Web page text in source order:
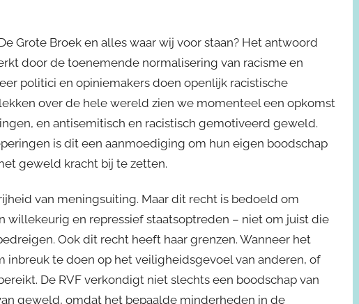
Grote Broek en alles waar wij voor staan? Het antwoord
door de toenemende normalisering van racisme en
politici en opiniemakers doen openlijk racistische
over de hele wereld zien we momenteel een opkomst
en antisemitisch en racistisch gemotiveerd geweld.
is dit een aanmoediging om hun eigen boodschap
geweld kracht bij te zetten.
van meningsuiting. Maar dit recht is bedoeld om
en repressief staatsoptreden – niet om juist die
Ook dit recht heeft haar grenzen. Wanneer het
inbreuk te doen op het veiligheidsgevoel van anderen, of
De RVF verkondigt niet slechts een boodschap van
geweld, omdat het bepaalde minderheden in de